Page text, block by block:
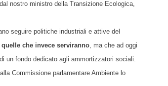
nostro ministro della Transizione Ecologica,
seguire politiche industriali e attive del
che invece serviranno, ma che ad oggi
un fondo dedicato agli ammortizzatori sociali.
Commissione parlamentare Ambiente lo